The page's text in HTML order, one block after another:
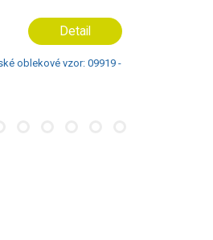
Detail
oblekové vzor: 09971 -